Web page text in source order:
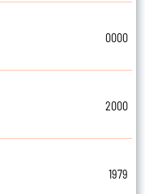
0000
2000
1979